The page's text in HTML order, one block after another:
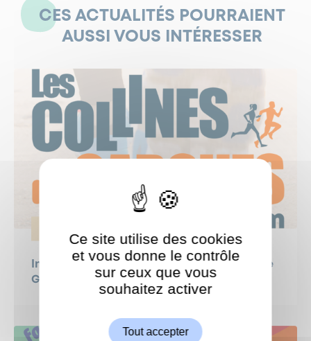
CES ACTUALITÉS POURRAIENT
AUSSI VOUS INTÉRESSER
Inscrivez-vous à la course « Les Collines de
Garches » !
ShareThis est désactivé.
Ce site utilise des cookies
et vous donne le contrôle
sur ceux que vous
souhaitez activer
Tout accepter